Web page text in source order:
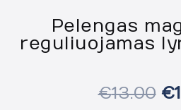
Pelengas
reguliuojamas
€13.00 €